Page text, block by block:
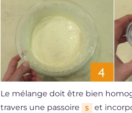
Le mélange doit être bien
travers une passoire
5 et